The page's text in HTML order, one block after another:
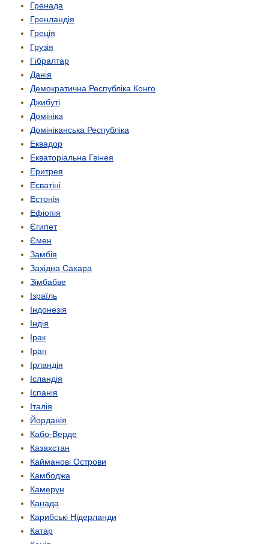
Гренада
Гренландія
Греція
Грузія
Гібралтар
Данія
Демократична Республіка Конго
Джибуті
Домініка
Домініканська Республіка
Еквадор
Екваторіальна Гвінея
Еритрея
Есватіні
Естонія
Ефіопія
Єгипет
Ємен
Замбія
Західна Сахара
Зімбабве
Ізраїль
Індонезія
Індія
Ірак
Іран
Ірландія
Ісландія
Іспанія
Італія
Йорданія
Кабо-Верде
Казахстан
Кайманові Острови
Камбоджа
Камерун
Канада
Карибські Нідерланди
Катар